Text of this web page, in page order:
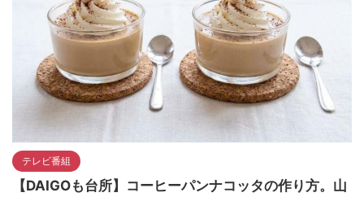
テレビ番組
【DAIGOも台所】コーヒーパンナコッタの作り方。山